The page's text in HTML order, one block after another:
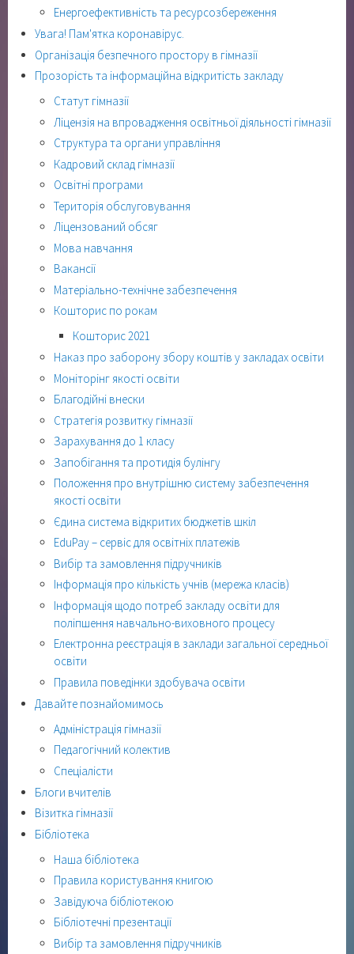
Енергоефективність та ресурсозбереження
Увага! Пам'ятка коронавірус.
Організація безпечного простору в гімназії
Прозорість та інформаційна відкритість закладу
Статут гімназії
Ліцензія на впровадження освітньої діяльності гімназії
Структура та органи управління
Кадровий склад гімназії
Освітні програми
Територія обслуговування
Ліцензований обсяг
Мова навчання
Вакансії
Матеріально-технічне забезпечення
Кошторис по рокам
Кошторис 2021
Наказ про заборону збору коштів у закладах освіти
Моніторінг якості освіти
Благодійні внески
Стратегія розвитку гімназії
Зарахування до 1 класу
Запобігання та протидія булінгу
Положення про внутрішню систему забезпечення
якості освіти
Єдина система відкритих бюджетів шкіл
EduPay – сервіс для освітніх платежів
Вибір та замовлення підручників
Інформація про кількість учнів (мережа класів)
Інформація щодо потреб закладу освіти для
поліпшення навчально-виховного процесу
Електронна реєстрація в заклади загальної середньої
освіти
Правила поведінки здобувача освіти
Давайте познайомимось
Адміністрація гімназії
Педагогічний колектив
Спеціалісти
Блоги вчителів
Візитка гімназії
Бібліотека
Наша бібліотека
Правила користування книгою
Завідуюча бібліотекою
Бібліотечні презентації
Вибір та замовлення підручників